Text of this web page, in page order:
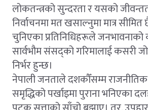
लोकतन्त्रको सुन्दरता र यसको
निर्वाचनमा मत खसाल्नुमा मात्र
चुनिएका प्रतिनिधिहरूले
सार्वभौम संसद्को गरिमालाई कसरी
निर्भर हुन्छ।
नेपाली जनताले दशकौँसम्म राजनीतिक
समृद्धिको पर्खाइमा पुराना भनिएका